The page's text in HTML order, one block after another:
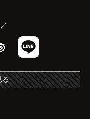
TripAdvisor
る